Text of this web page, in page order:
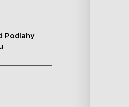
Podlahy